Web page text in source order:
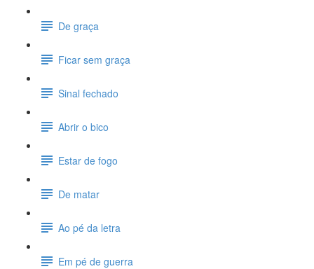
De graça
Ficar sem graça
Sinal fechado
Abrir o bico
Estar de fogo
De matar
Ao pé da letra
Em pé de guerra